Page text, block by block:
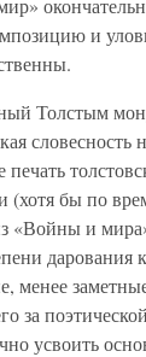
и
Толстым
словесность
печать
бы по
«Войны и
менее
за
усвоить